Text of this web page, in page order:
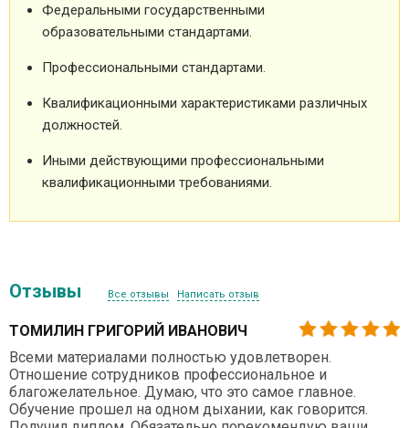
Федеральными государственными
образовательными стандартами.
Профессиональными стандартами.
Квалификационными характеристиками различных
должностей.
Иными действующими профессиональными
квалификационными требованиями.
Отзывы Все отзывы Написать отзыв
ТОМИЛИН ГРИГОРИЙ ИВАНОВИЧ
Всеми материалами полностью удовлетворен.
Отношение сотрудников профессиональное и
благожелательное. Думаю, что это самое главное.
Обучение прошел на одном дыхании, как говорится.